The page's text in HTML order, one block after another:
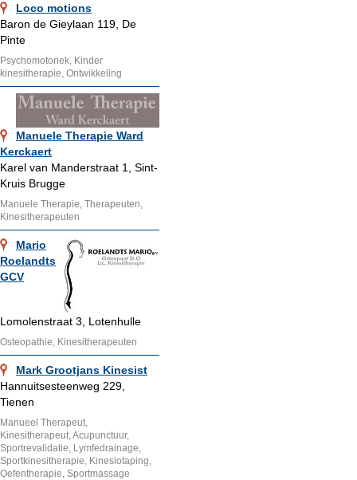
Loco motions
Baron de Gieylaan 119, De
Pinte
Psychomotoriek, Kinder
kinesitherapie, Ontwikkeling
Manuele Therapie Ward
Kerckaert
Karel van Manderstraat 1, Sint-
Kruis Brugge
Manuele Therapie, Therapeuten,
Kinesitherapeuten
Mario
Roelandts
GCV
Lomolenstraat 3, Lotenhulle
Osteopathie, Kinesitherapeuten
Mark Grootjans Kinesist
Hannuitsesteenweg 229,
Tienen
Manueel Therapeut,
Kinesitherapeut, Acupunctuur,
Sportrevalidatie, Lymfedrainage,
Sportkinesitherapie, Kinesiotaping,
Oefentherapie, Sportmassage